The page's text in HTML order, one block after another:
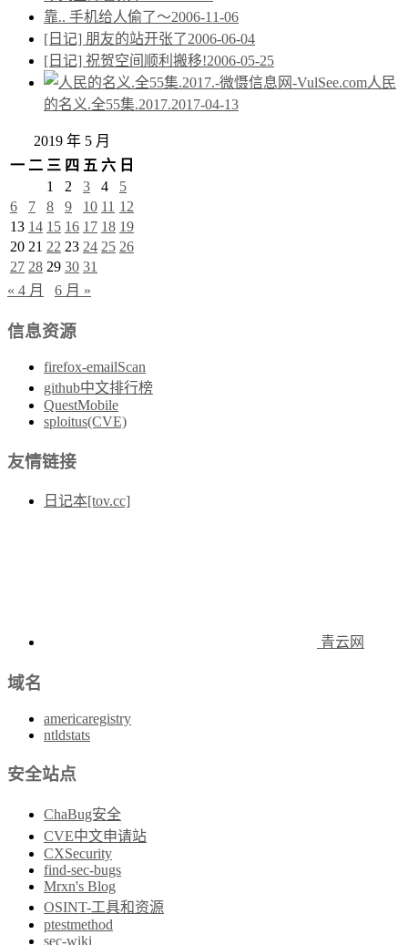
靠.. 手机给人偷了～2006-11-06
[日记] 朋友的站开张了2006-06-04
[日记] 祝贺空间顺利搬移!2006-05-25
人民
的名义.全55集.2017.2017-04-13
2019 年 5 月
一 二 三 四 五 六 日
1
2 3 4
5
6
7 8 9 10 11 12
13 14 15 16 17 18 19
20 21 22 23 24 25 26
27 28 29 30 31
« 4 月
6 月 »
信息资源
firefox-emailScan
github中文排行榜
QuestMobile
sploitus(CVE)
友情链接
日记本[tov.cc]
青云网
域名
americaregistry
ntldstats
安全站点
ChaBug安全
CVE中文申请站
CXSecurity
find-sec-bugs
Mrxn's Blog
OSINT-工具和资源
ptestmethod
sec-wiki